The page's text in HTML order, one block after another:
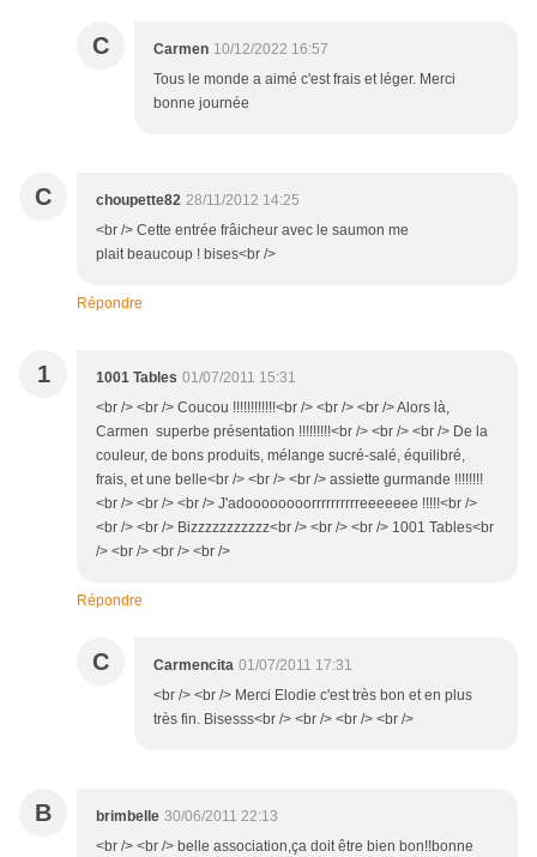
C Carmen 10/12/2022 16:57
Tous le monde a aimé c'est frais et léger. Merci
bonne journée
C choupette82 28/11/2012 14:25
<br /> Cette entrée frâicheur avec le saumon me
plait beaucoup ! bises<br />
Répondre
1 1001 Tables 01/07/2011 15:31
<br /> <br /> Coucou !!!!!!!!!!!!<br /> <br /> <br /> Alors là,
Carmen superbe présentation !!!!!!!!!<br /> <br /> <br /> De la
couleur, de bons produits, mélange sucré-salé, équilibré,
frais, et une belle<br /> <br /> <br /> assiette gurmande !!!!!!!!
<br /> <br /> <br /> J'adoooooooorrrrrrrrrreeeeeee !!!!!<br />
<br /> <br /> Bizzzzzzzzzzz<br /> <br /> <br /> 1001 Tables<br
/> <br /> <br /> <br />
Répondre
C Carmencita 01/07/2011 17:31
<br /> <br /> Merci Elodie c'est très bon et en plus
très fin. Bisesss<br /> <br /> <br /> <br />
B brimbelle 30/06/2011 22:13
<br /> <br /> belle association,ça doit être bien bon!!bonne